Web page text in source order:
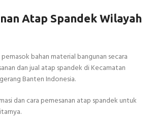
Atap Spandek Wilayah
bahan material bangunan secara
dan jual atap spandek di Kecamatan
Banten Indonesia.
dan cara pemesanan atap spandek untuk